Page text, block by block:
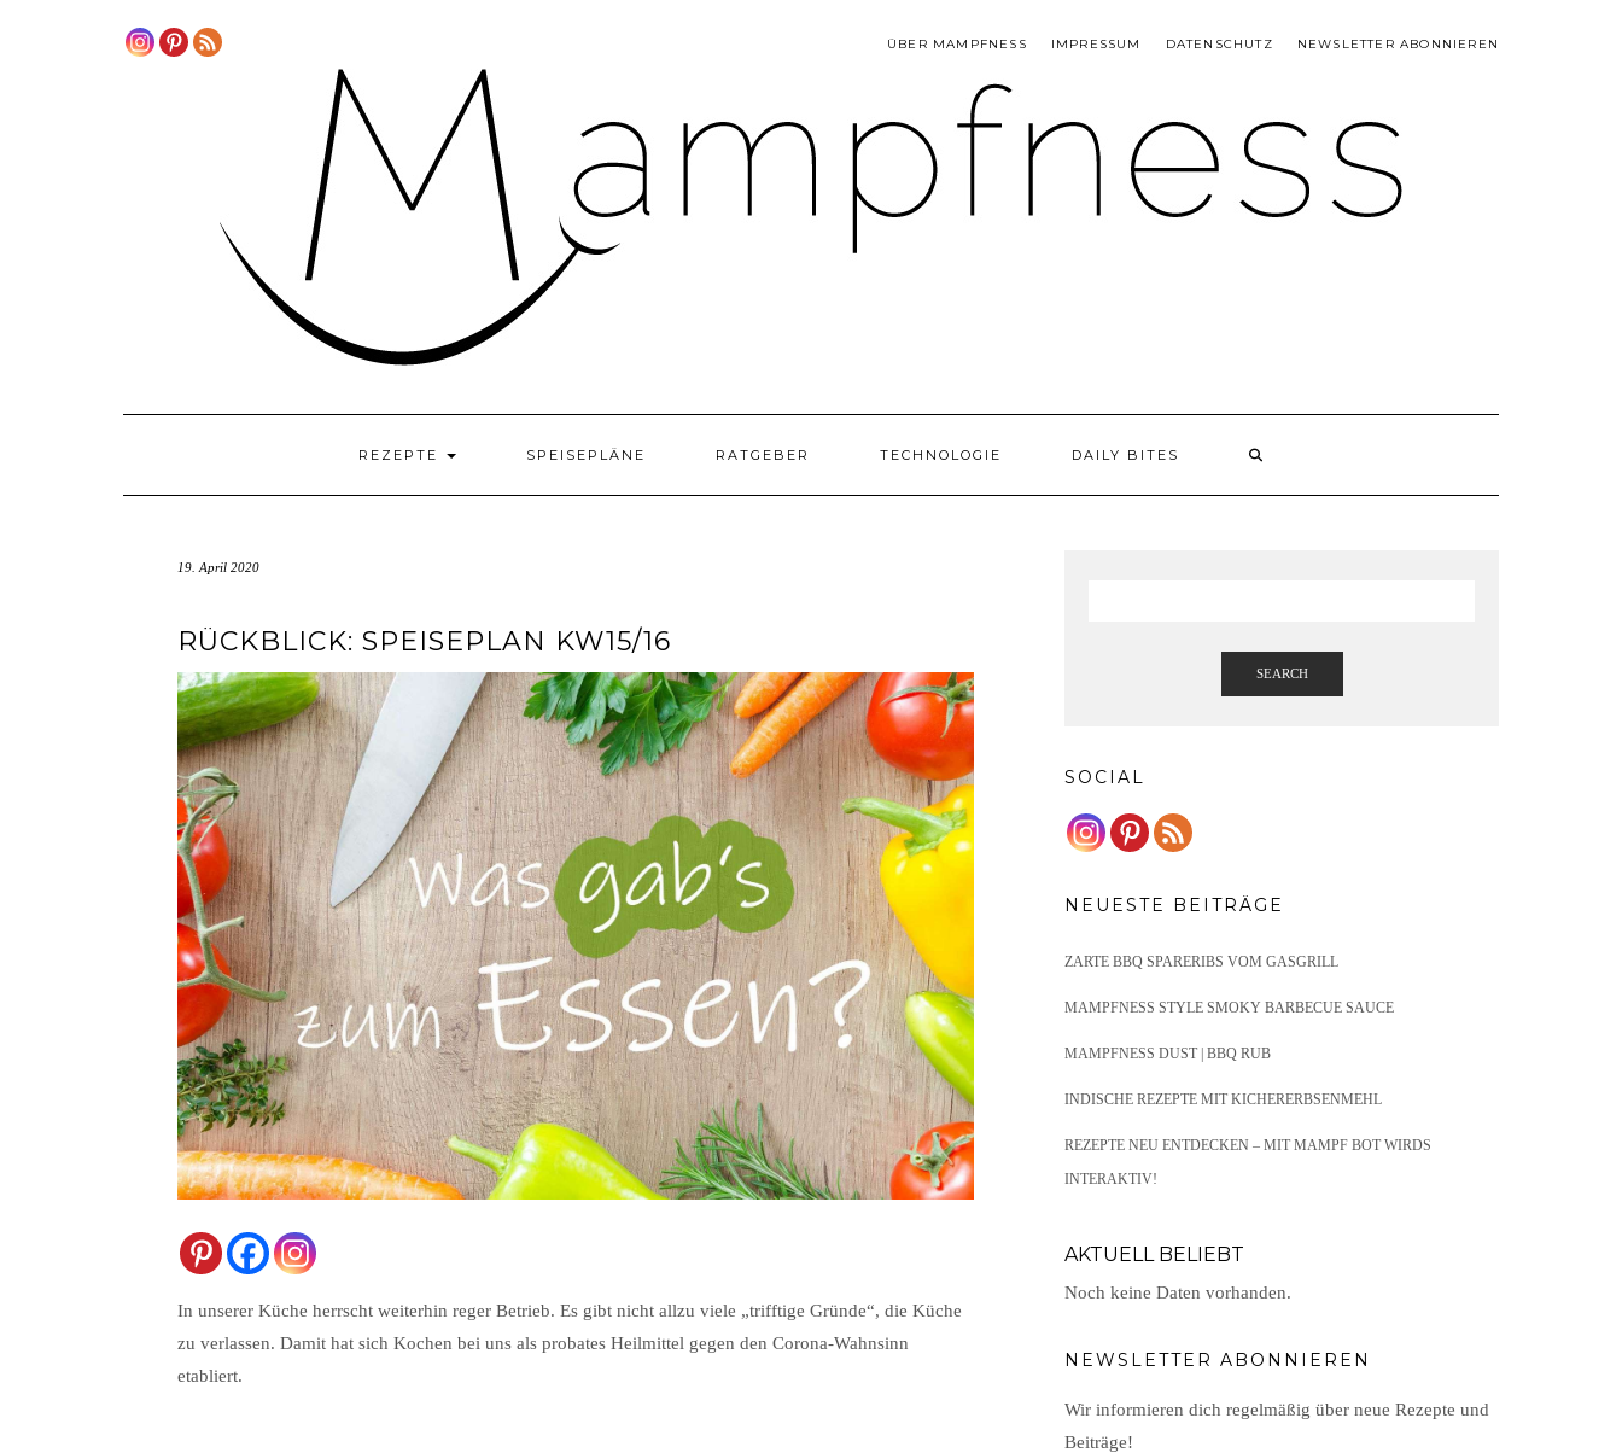
ÜBER MAMPFNESS IMPRESSUM DATENSCHUTZ NEWSLETTER ABONNIEREN
REZEPTE SPEISEPLÄNE RATGEBER TECHNOLOGIE DAILY BITES
19. April 2020
RÜCKBLICK: SPEISEPLAN KW15/16
In unserer Küche herrscht weiterhin reger Betrieb. Es gibt nicht allzu viele „trifftige Gründe“, die Küche
zu verlassen. Damit hat sich Kochen bei uns als probates Heilmittel gegen den Corona-Wahnsinn
etabliert.
SEARCH
SOCIAL
NEUESTE BEITRÄGE
ZARTE BBQ SPARERIBS VOM GASGRILL
MAMPFNESS STYLE SMOKY BARBECUE SAUCE
MAMPFNESS DUST | BBQ RUB
INDISCHE REZEPTE MIT KICHERERBSENMEHL
REZEPTE NEU ENTDECKEN – MIT MAMPF BOT WIRDS
INTERAKTIV!
AKTUELL BELIEBT
Noch keine Daten vorhanden.
NEWSLETTER ABONNIEREN
Wir informieren dich regelmäßig über neue Rezepte und
Beiträge!